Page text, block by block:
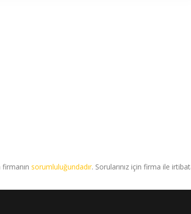
sorumluluğundadır. Sorularınız için firma ile